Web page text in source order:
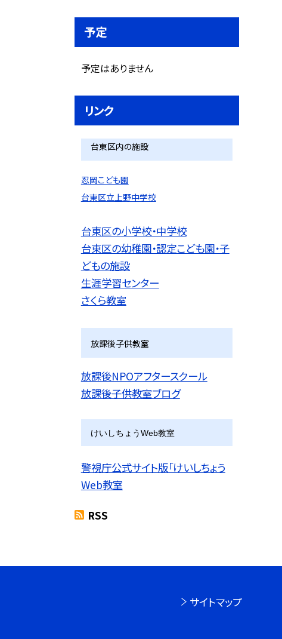
予定
予定はありません
リンク
台東区内の施設
忍岡こども園
台東区立上野中学校
台東区の小学校・中学校
台東区の幼稚園・認定こども園・子
どもの施設
生涯学習センター
さくら教室
放課後子供教室
放課後NPOアフタースクール
放課後子供教室ブログ
けいしちょうWeb教室
警視庁公式サイト版「けいしちょう
Web教室
RSS
サイトマップ